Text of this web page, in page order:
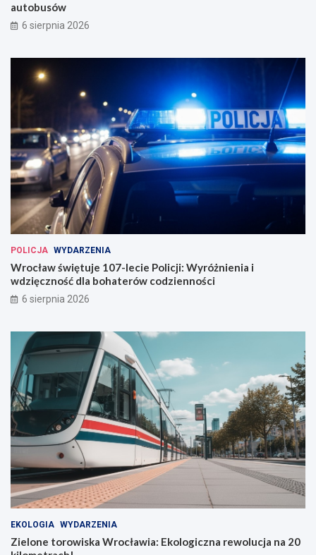
autobusów
6 sierpnia 2026
POLICJA WYDARZENIA
Wrocław świętuje 107-lecie Policji: Wyróżnienia i
wdzięczność dla bohaterów codzienności
6 sierpnia 2026
EKOLOGIA WYDARZENIA
Zielone torowiska Wrocławia: Ekologiczna rewolucja na 20